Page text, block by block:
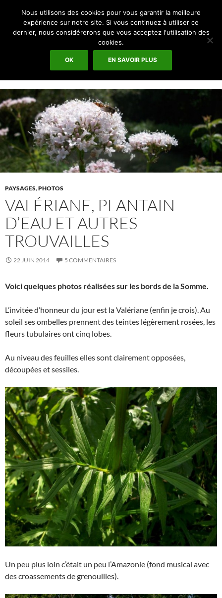
Espace Graphique
ALLER
AU
Archives par mot-clé : Lychnis
PAYSAGES,PHOTOS
VALÉRIANE, PLANTAIN
D’EAU ET AUTRES
TROUVAILLES
22 JUIN 2014 5 COMMENTAIRES
Voici quelques photos réalisées sur les bords de la Somme.
L’invitée d’honneur du jour est la Valériane (enfin je crois). Au
soleil ses ombelles prennent des teintes légèrement rosées, les
fleurs tubulaires ont cinq lobes.
Au niveau des feuilles elles sont clairement opposées,
découpées et sessiles.
Un peu plus loin c’était un peu l’Amazonie (fond musical avec
des croassements de grenouilles).
Nous utilisons des cookies pour vous garantir la meilleure
expérience sur notre site. Si vous continuez à utiliser ce
dernier, nous considérerons que vous acceptez l'utilisation des
cookies.
OK EN SAVOIR PLUS